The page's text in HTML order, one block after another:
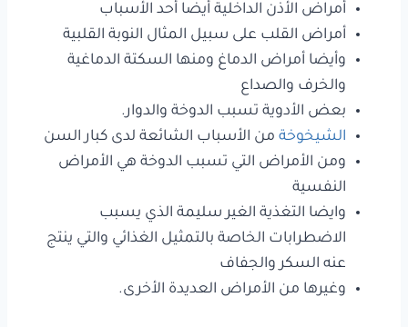
أمراض الأذن الداخلية أيضا أحد الأسباب
أمراض القلب على سبيل المثال النوبة القلبية
وأيضا أمراض الدماغ ومنها السكتة الدماغية
والخرف والصداع
بعض الأدوية تسبب الدوخة والدوار.
الشيخوخة من الأسباب الشائعة لدى كبار السن
ومن الأمراض التي تسبب الدوخة هي الأمراض
النفسية
وايضا التغذية الغير سليمة الذي يسبب
الاضطرابات الخاصة بالتمثيل الغذائي والتي ينتج
عنه السكر والجفاف
وغيرها من الأمراض العديدة الأخرى.